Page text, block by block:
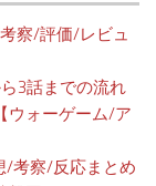
察/評価/レビュ
3話までの流れ
ウォーゲーム/ア
/考察/反応まとめ